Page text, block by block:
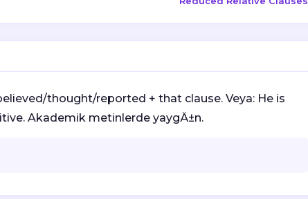
thought/reported + that clause. Veya: He is
Akademik metinlerde yaygÄ±n.